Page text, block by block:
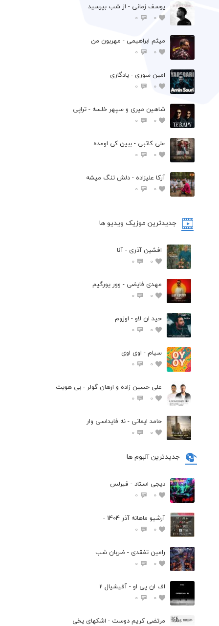
یوسف زمانی - از شب بپرسید
0
0
میثم ابراهیمی - مهربون من
0
0
امین سوری - یادگاری
0
0
شاهین میری و سپهر خلسه - تراپی
0
0
علی کاتبی - ببین کی اومده
0
0
آرکا علیزاده - دلش تنگ میشه
0
0
جدیدترین موزیک ویدیو ها
افشین آذری - آنا
0
0
مهدی فایضی - وور یورگیم
0
0
حید ان لاو - اوزوم
0
0
سیام - اوی اوی
0
0
علی حسین زاده و ارهان گولر - بی هویت
0
0
حامد ایمانی - نه فایداسی وار
0
0
جدیدترین آلبوم ها
دیجی استاد - فیرلس
0
0
آرشیو ماهانه آذر 1404 -
0
0
رامین تفقدی - ضربان شب
0
0
اف ان پی او - آفیشیال 2
0
0
مرتضی کریم دوست - اشکهای یخی